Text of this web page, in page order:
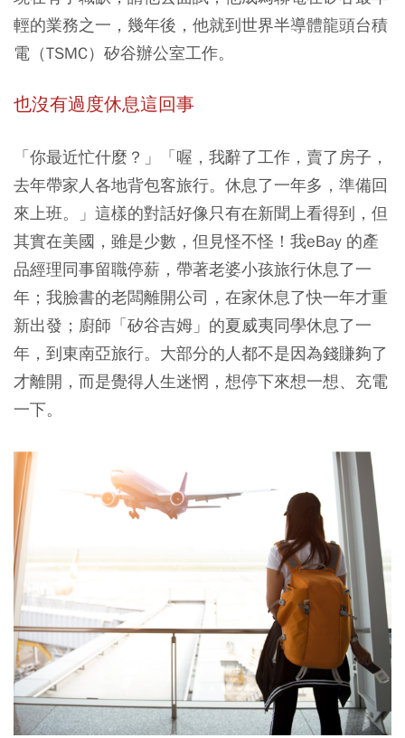
輕的業務之一，幾年後，他就到世界半導體龍頭台積
電（TSMC）矽谷辦公室工作。
也沒有過度休息這回事
「你最近忙什麼？」「喔，我辭了工作，賣了房子，
去年帶家人各地背包客旅行。休息了一年多，準備回
來上班。」這樣的對話好像只有在新聞上看得到，但
其實在美國，雖是少數，但見怪不怪！我eBay 的產
品經理同事留職停薪，帶著老婆小孩旅行休息了一
年；我臉書的老闆離開公司，在家休息了快一年才重
新出發；廚師「矽谷吉姆」的夏威夷同學休息了一
年，到東南亞旅行。大部分的人都不是因為錢賺夠了
才離開，而是覺得人生迷惘，想停下來想一想、充電
一下。